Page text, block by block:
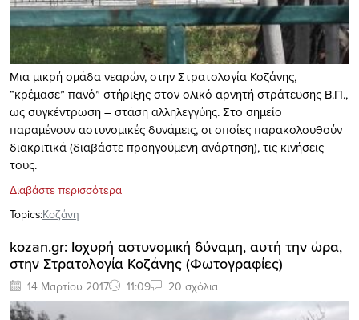
Μια μικρή ομάδα νεαρών, στην Στρατολογία Κοζάνης,
“κρέμασε” πανό” στήριξης στον ολικό αρνητή στράτευσης Β.Π.,
ως συγκέντρωση – στάση αλληλεγγύης. Στο σημείο
παραμένουν αστυνομικές δυνάμεις, οι οποίες παρακολουθούν
διακριτικά (διαβάστε προηγούμενη ανάρτηση), τις κινήσεις
τους.
Διαβάστε περισσότερα
Topics:Κοζάνη
kozan.gr: Ισχυρή αστυνομική δύναμη, αυτή την ώρα,
στην Στρατολογία Κοζάνης (Φωτογραφίες)
14 Μαρτίου 2017 11:09 20 σχόλια